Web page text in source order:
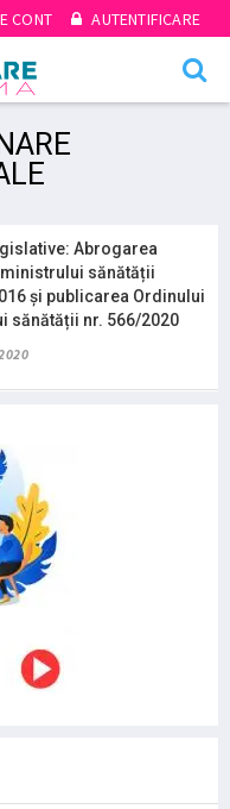
CONT AUTENTIFICARE
Abrogarea
sănătății
și publicarea Ordinului
sănătății nr. 566/2020